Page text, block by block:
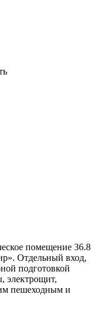
помещение 36.8
Отдельный вход,
подготовкой
электрощит,
пешеходным и